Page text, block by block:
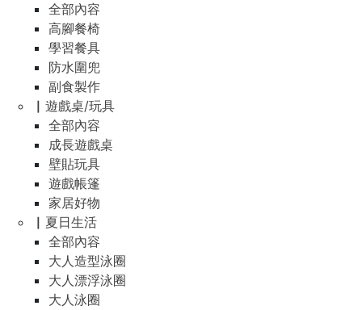
全部內容
高腳餐椅
學習餐具
防水圍兜
副食製作
▏遊戲桌/玩具
全部內容
成長遊戲桌
壁貼玩具
遊戲帳篷
家居好物
▏夏日生活
全部內容
大人造型泳圈
大人漂浮泳圈
大人泳圈